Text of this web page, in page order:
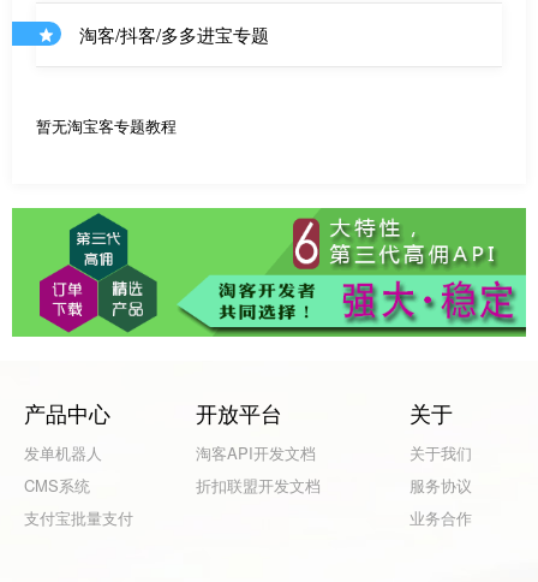
淘客/抖客/多多进宝专题
暂无淘宝客专题教程
产品中心
发单机器人
CMS系统
支付宝批量支付
开放平台
淘客API开发文档
折扣联盟开发文档
关于
关于我们
服务协议
业务合作